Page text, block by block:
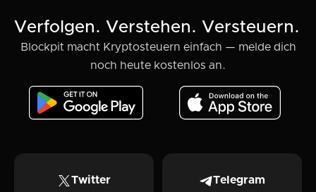
Verfolgen. Verstehen. Versteuern.
Blockpit macht Kryptosteuern einfach — melde dich
noch heute kostenlos an.
Twitter Telegram